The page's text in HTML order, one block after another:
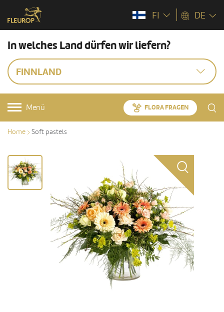
FI DE
In welches Land dürfen wir liefern?
FINNLAND
Menü FLORA FRAGEN
Home Soft pastels